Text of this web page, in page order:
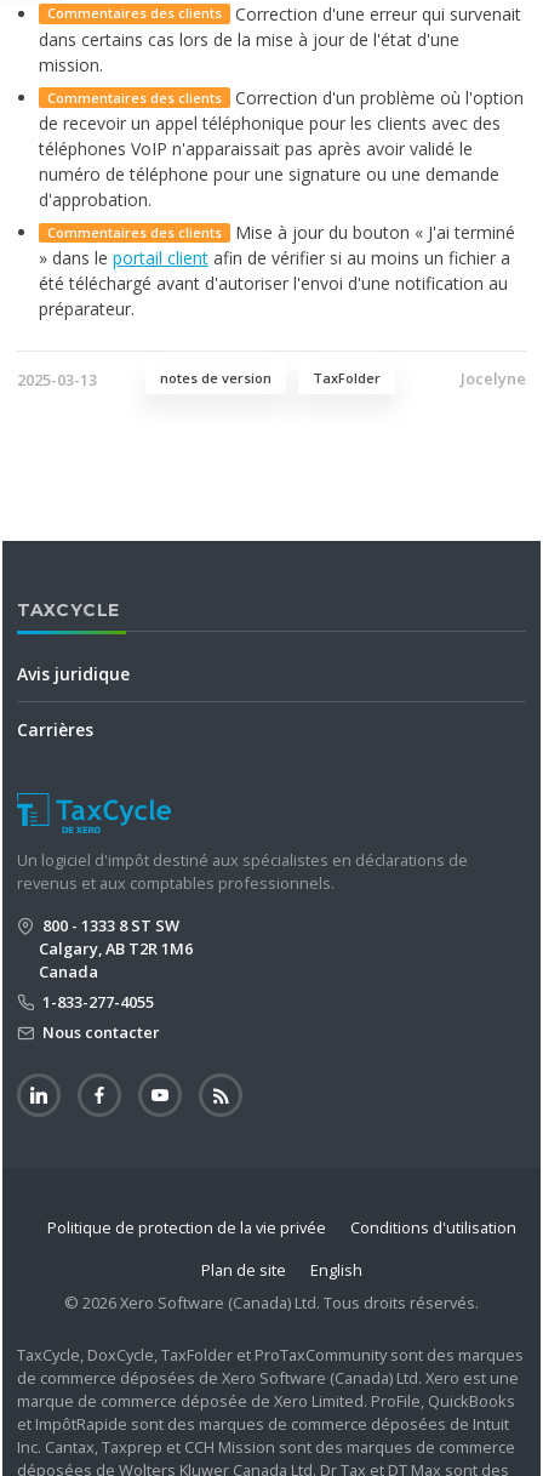
Commentaires des clients
Correction d'une erreur qui survenait
dans certains cas lors de la mise à jour de l'état d'une
mission.
Commentaires des clients
Correction d'un problème où l'option
de recevoir un appel téléphonique pour les clients avec des
téléphones VoIP n'apparaissait pas après avoir validé le
numéro de téléphone pour une signature ou une demande
d'approbation.
Commentaires des clients
Mise à jour du bouton « J'ai terminé
» dans le portail client afin de vérifier si au moins un fichier a
été téléchargé avant d'autoriser l'envoi d'une notification au
préparateur.
2025-03-13 notes de version TaxFolder Jocelyne
TAXCYCLE
Avis juridique
Carrières
Un logiciel d'impôt destiné aux spécialistes en déclarations de
revenus et aux comptables professionnels.
800 - 1333 8 ST SW
Calgary, AB T2R 1M6
Canada
1-833-277-4055
Nous contacter
Politique de protection de la vie privée
Conditions d'utilisation
Plan de site
English
© 2026 Xero Software (Canada) Ltd. Tous droits réservés.
TaxCycle, DoxCycle, TaxFolder et ProTaxCommunity sont des marques
de commerce déposées de Xero Software (Canada) Ltd. Xero est une
marque de commerce déposée de Xero Limited. ProFile, QuickBooks
et ImpôtRapide sont des marques de commerce déposées de Intuit
Inc. Cantax, Taxprep et CCH Mission sont des marques de commerce
déposées de Wolters Kluwer Canada Ltd. Dr Tax et DT Max sont des